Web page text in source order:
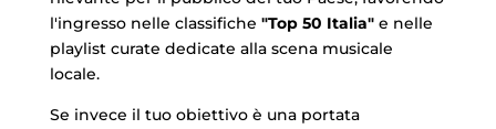
l'ingresso nelle classifiche "Top 50 Italia"e nelle
playlist curate dedicate alla scena musicale
locale.
Se invece il tuo obiettivo è una portata